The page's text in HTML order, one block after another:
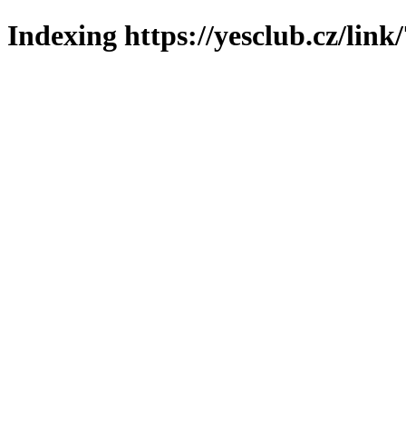
Indexing https://yesclub.cz/link/